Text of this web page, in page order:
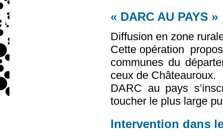
« DARC AU PAYS »
Diffusion en zone
Cette opération
communes du
ceux de Châteauroux.
DARC au pays
toucher le plus large
Intervention dans